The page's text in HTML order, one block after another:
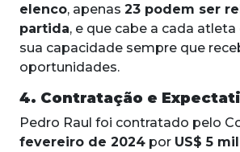
elenco, apenas 23 podem ser
partida, e que cabe a cada
sua capacidade sempre que
oportunidades.
4. Contratação e
Pedro Raul foi contratado pelo
fevereiro de 2024 por US$ 5